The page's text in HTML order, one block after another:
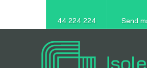
44 224 224 Send